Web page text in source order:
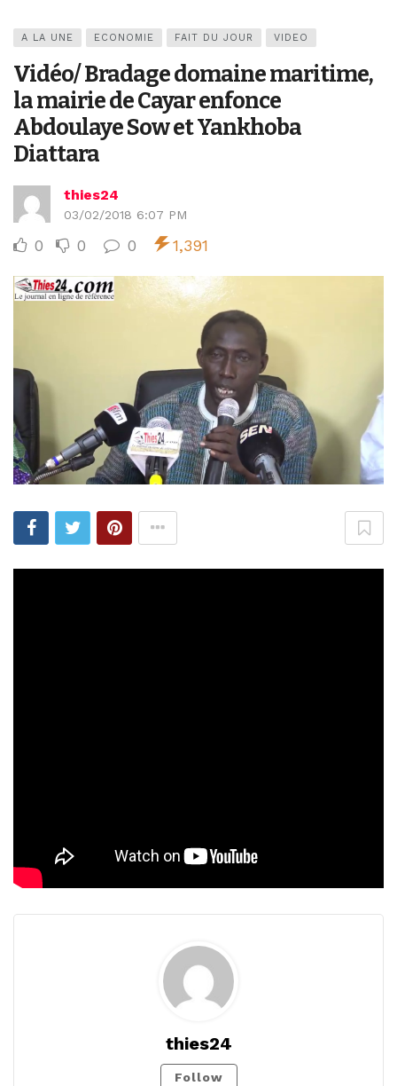
A LA UNE ECONOMIE FAIT DU JOUR VIDEO
Vidéo/ Bradage domaine maritime,
la mairie de Cayar enfonce
Abdoulaye Sow et Yankhoba
Diattara
thies24
03/02/2018 6:07 PM
0 0 0 1,391
thies24
Follow